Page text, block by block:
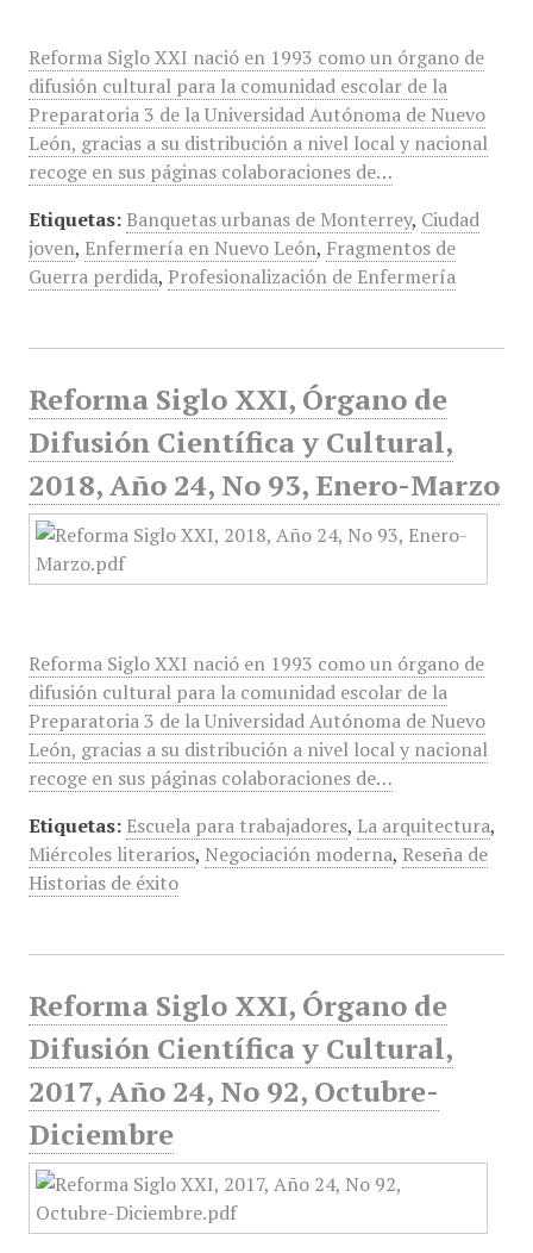
Reforma Siglo XXI nació en 1993 como un órgano de
difusión cultural para la comunidad escolar de la
Preparatoria 3 de la Universidad Autónoma de Nuevo
León, gracias a su distribución a nivel local y nacional
recoge en sus páginas colaboraciones de…
Etiquetas: Banquetas urbanas de Monterrey, Ciudad
joven, Enfermería en Nuevo León, Fragmentos de
Guerra perdida, Profesionalización de Enfermería
Reforma Siglo XXI, Órgano de
Difusión Científica y Cultural,
2018, Año 24, No 93, Enero-Marzo
Reforma Siglo XXI nació en 1993 como un órgano de
difusión cultural para la comunidad escolar de la
Preparatoria 3 de la Universidad Autónoma de Nuevo
León, gracias a su distribución a nivel local y nacional
recoge en sus páginas colaboraciones de…
Etiquetas: Escuela para trabajadores, La arquitectura,
Miércoles literarios, Negociación moderna, Reseña de
Historias de éxito
Reforma Siglo XXI, Órgano de
Difusión Científica y Cultural,
2017, Año 24, No 92, Octubre-
Diciembre